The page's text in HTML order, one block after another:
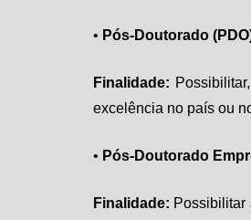
• Pós-Doutorado
Finalidade:
excelência no país ou
• Pós-Doutorado
Finalidade: Possibilitar